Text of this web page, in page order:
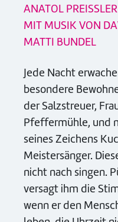
ANATOL PREISSLER
MIT MUSIK VON
MATTI BUNDEL
Jede Nacht
besondere
der Salzstreuer,
Pfeffermühle, und
seines Zeichens
Meistersänger.
nicht nach singen.
versagt ihm die
wenn er den